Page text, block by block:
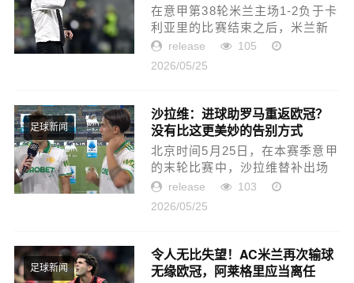
在意甲第38轮米兰主场1-2负于卡
利亚里的比赛结束之后，米兰新
闻网跟队记者彼得罗-马扎拉撰写
了评论文章，并痛斥了米兰从上
release
105
2026/05/25
足球新闻
沙拉维：进球助罗马重返欧冠？
没有比这更美妙的告别方式
北京时间5月25日，在本赛季意甲
的末轮比赛中，沙拉维替补出场
的进球帮助罗马客场2-0击败维罗
纳，时隔7年再次杀回欧冠，赛后
release
103
2026/05/25
足球新闻
令人无比失望！AC米兰再次输球
无缘欧冠，阿莱格里应当离任